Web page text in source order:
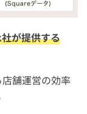
能】
が提供する
舗運営の効率